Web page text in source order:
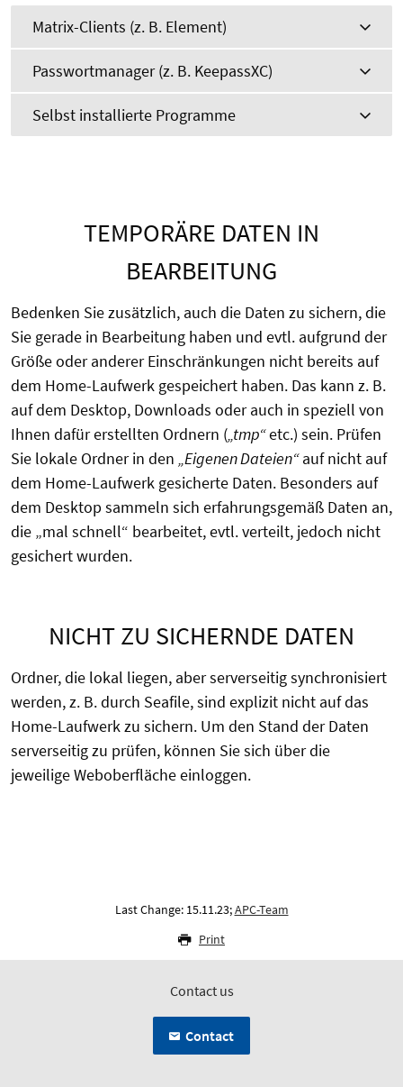
Matrix-Clients (z. B. Element)
Passwortmanager (z. B. KeepassXC)
Selbst installierte Programme
TEMPORÄRE DATEN IN
BEARBEITUNG
Bedenken Sie zusätzlich, auch die Daten zu sichern, die
Sie gerade in Bearbeitung haben und evtl. aufgrund der
Größe oder anderer Einschränkungen nicht bereits auf
dem Home-Laufwerk gespeichert haben. Das kann z. B.
auf dem Desktop, Downloads oder auch in speziell von
Ihnen dafür erstellten Ordnern („tmp“etc.) sein. Prüfen
Sie lokale Ordner in den „Eigenen Dateien“auf nicht auf
dem Home-Laufwerk gesicherte Daten. Besonders auf
dem Desktop sammeln sich erfahrungsgemäß Daten an,
die „mal schnell“ bearbeitet, evtl. verteilt, jedoch nicht
gesichert wurden.
NICHT ZU SICHERNDE DATEN
Ordner, die lokal liegen, aber serverseitig synchronisiert
werden, z. B. durch Seafile, sind explizit nicht auf das
Home-Laufwerk zu sichern. Um den Stand der Daten
serverseitig zu prüfen, können Sie sich über die
jeweilige Weboberfläche einloggen.
Last Change: 15.11.23;APC-Team
Print
Contact us
Contact